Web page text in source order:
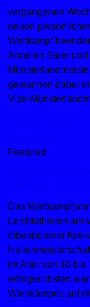
vergangenen
neuen
Wettkampf
Annelen Steer
gewannen dabei
Vize-
Featured
Das
Leichtathleten am
Ibbenbürener
im Alter von 10 bis
erfolgreichsten
Wienkämper, auf